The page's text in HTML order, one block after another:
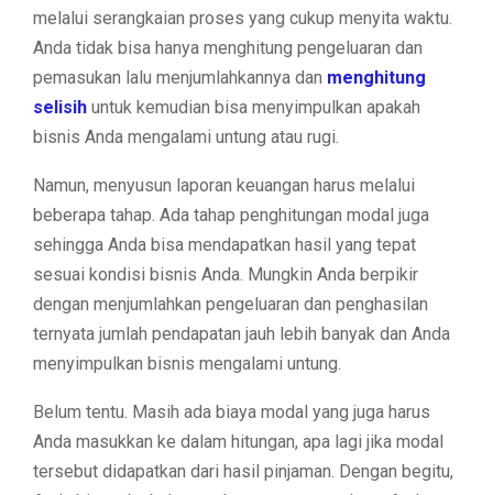
melalui serangkaian proses yang cukup menyita waktu.
Anda tidak bisa hanya menghitung pengeluaran dan
pemasukan lalu menjumlahkannya dan menghitung
selisih untuk kemudian bisa menyimpulkan apakah
bisnis Anda mengalami untung atau rugi.
Namun, menyusun laporan keuangan harus melalui
beberapa tahap. Ada tahap penghitungan modal juga
sehingga Anda bisa mendapatkan hasil yang tepat
sesuai kondisi bisnis Anda. Mungkin Anda berpikir
dengan menjumlahkan pengeluaran dan penghasilan
ternyata jumlah pendapatan jauh lebih banyak dan Anda
menyimpulkan bisnis mengalami untung.
Belum tentu. Masih ada biaya modal yang juga harus
Anda masukkan ke dalam hitungan, apa lagi jika modal
tersebut didapatkan dari hasil pinjaman. Dengan begitu,